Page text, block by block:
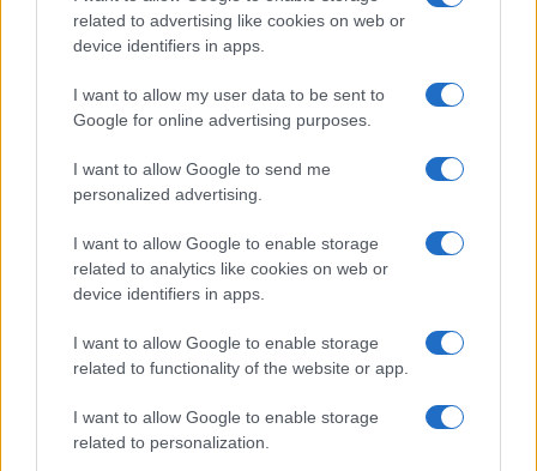
related to advertising like cookies on web or
device identifiers in apps.
I want to allow my user data to be sent to
Google for online advertising purposes.
I want to allow Google to send me
personalized advertising.
I want to allow Google to enable storage
related to analytics like cookies on web or
device identifiers in apps.
I want to allow Google to enable storage
related to functionality of the website or app.
I want to allow Google to enable storage
related to personalization.
B2B NEWS
Ripensare le tecnologie umanitarie oltre i criteri dei
Martina Marchesi · 10 Lug 2026